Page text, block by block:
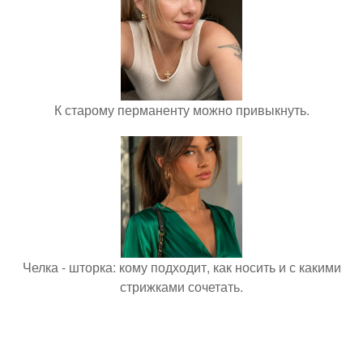
К старому перманенту можно привыкнуть.
Челка - шторка: кому подходит, как носить и с какими
стрижками сочетать.